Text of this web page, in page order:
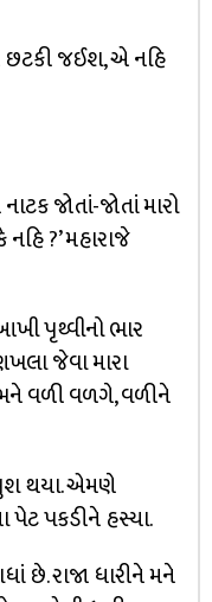
છટકી જઈશ, એ નહિ
જોતાં-જોતાં મારો
?’ મહારાજે
પૃથ્વીનો ભાર
જેવા મારા
વળી વળગે, વળીને
થયા. એમણે
પેટ પકડીને હસ્યા.
છે. રાજા ધારીને મને